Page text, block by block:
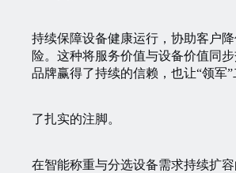
持续保障设备健康运行，协助客户
险。这种将服务价值与设备价值同
品牌赢得了持续的信赖，也让“领军
了扎实的注脚。
在智能称重与分选设备需求持续扩